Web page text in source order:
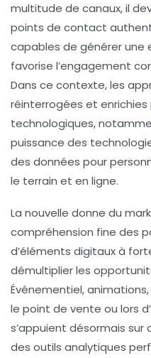
multitude de canaux, il
points de contact
capables de générer une
favorise l’engagement
Dans ce contexte, les
réinterrogées et
technologiques,
puissance des
des données pour
le terrain et en ligne.
La nouvelle donne du
compréhension fine des
d’éléments digitaux à
démultiplier les
Événementiel,
le point de vente ou lors
s’appuient désormais
des outils analytiques